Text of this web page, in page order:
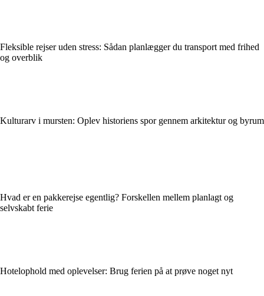
Fleksible rejser uden stress: Sådan planlægger du transport med frihed
og overblik
Kulturarv i mursten: Oplev historiens spor gennem arkitektur og byrum
Hvad er en pakkerejse egentlig? Forskellen mellem planlagt og
selvskabt ferie
Hotelophold med oplevelser: Brug ferien på at prøve noget nyt